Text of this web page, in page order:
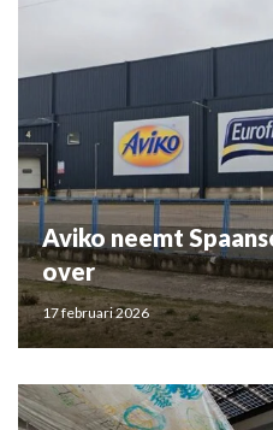
Aviko neemt
over
17 februari 2026